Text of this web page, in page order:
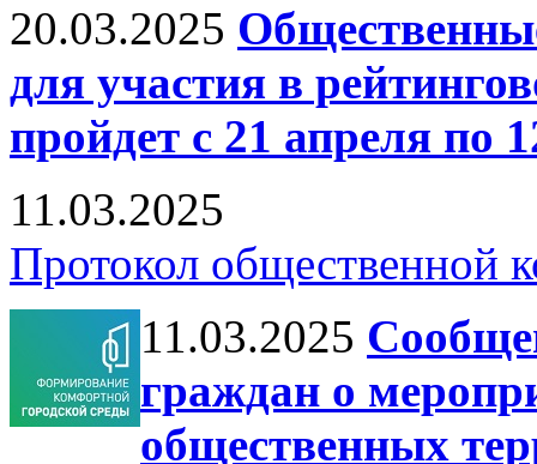
20.03.2025
для участия в
пройдет с 21 апреля по
11.03.2025
Протокол общественной
11.03.2025
граждан о
общественных